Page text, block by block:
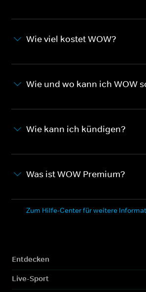
Wie viel kostet WOW?
Wie und wo kann ich WOW
Wie kann ich kündigen?
Was ist WOW Premium?
Zum Hilfe-Center für weitere
Entdecken
Live-Sport